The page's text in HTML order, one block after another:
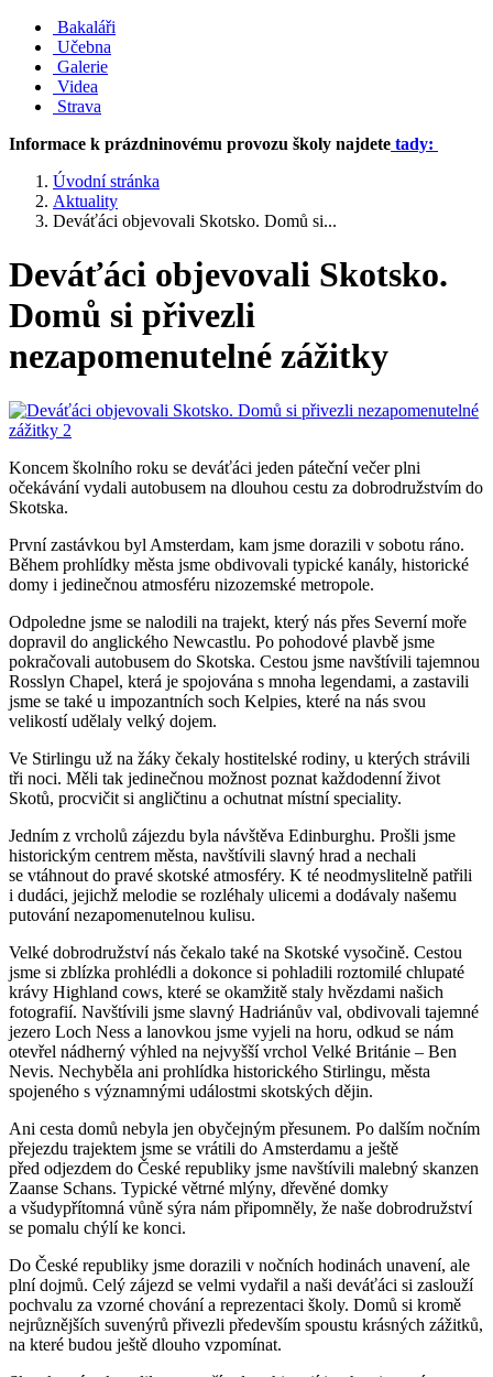
Bakaláři
Učebna
Galerie
Videa
Strava
Informace k prázdninovému provozu školy najdete tady:
Úvodní stránka
Aktuality
Deváťáci objevovali Skotsko. Domů si...
Deváťáci objevovali Skotsko.
Domů si přivezli
nezapomenutelné zážitky
Koncem školního roku se deváťáci jeden páteční večer plni
očekávání vydali autobusem na dlouhou cestu za dobrodružstvím do
Skotska.
První zastávkou byl Amsterdam, kam jsme dorazili v sobotu ráno.
Během prohlídky města jsme obdivovali typické kanály, historické
domy i jedinečnou atmosféru nizozemské metropole.
Odpoledne jsme se nalodili na trajekt, který nás přes Severní moře
dopravil do anglického Newcastlu. Po pohodové plavbě jsme
pokračovali autobusem do Skotska. Cestou jsme navštívili tajemnou
Rosslyn Chapel, která je spojována s mnoha legendami, a zastavili
jsme se také u impozantních soch Kelpies, které na nás svou
velikostí udělaly velký dojem.
Ve Stirlingu už na žáky čekaly hostitelské rodiny, u kterých strávili
tři noci. Měli tak jedinečnou možnost poznat každodenní život
Skotů, procvičit si angličtinu a ochutnat místní speciality.
Jedním z vrcholů zájezdu byla návštěva Edinburghu. Prošli jsme
historickým centrem města, navštívili slavný hrad a nechali
se vtáhnout do pravé skotské atmosféry. K té neodmyslitelně patřili
i dudáci, jejichž melodie se rozléhaly ulicemi a dodávaly našemu
putování nezapomenutelnou kulisu.
Velké dobrodružství nás čekalo také na Skotské vysočině. Cestou
jsme si zblízka prohlédli a dokonce si pohladili roztomilé chlupaté
krávy Highland cows, které se okamžitě staly hvězdami našich
fotografií. Navštívili jsme slavný Hadriánův val, obdivovali tajemné
jezero Loch Ness a lanovkou jsme vyjeli na horu, odkud se nám
otevřel nádherný výhled na nejvyšší vrchol Velké Británie – Ben
Nevis. Nechyběla ani prohlídka historického Stirlingu, města
spojeného s významnými událostmi skotských dějin.
Ani cesta domů nebyla jen obyčejným přesunem. Po dalším nočním
přejezdu trajektem jsme se vrátili do Amsterdamu a ještě
před odjezdem do České republiky jsme navštívili malebný skanzen
Zaanse Schans. Typické větrné mlýny, dřevěné domky
a všudypřítomná vůně sýra nám připomněly, že naše dobrodružství
se pomalu chýlí ke konci.
Do České republiky jsme dorazili v nočních hodinách unavení, ale
plní dojmů. Celý zájezd se velmi vydařil a naši deváťáci si zaslouží
pochvalu za vzorné chování a reprezentaci školy. Domů si kromě
nejrůznějších suvenýrů přivezli především spoustu krásných zážitků,
na které budou ještě dlouho vzpomínat.